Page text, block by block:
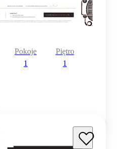
Pokoje
1
Piętro
1